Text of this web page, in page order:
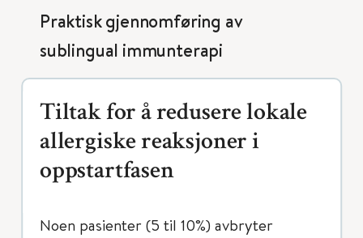
Praktisk gjennomføring av
sublingual immunterapi
Tiltak for å redusere lokale
allergiske reaksjoner i
oppstartfasen
Noen pasienter (5 til 10%) avbryter